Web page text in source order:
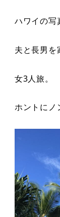
ハワイの写
夫と長男を
女3人旅。
ホントにノ